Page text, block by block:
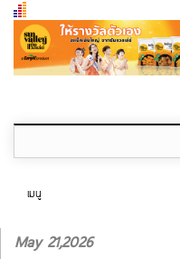
เมนู
หน้าแรก
May 21,2026